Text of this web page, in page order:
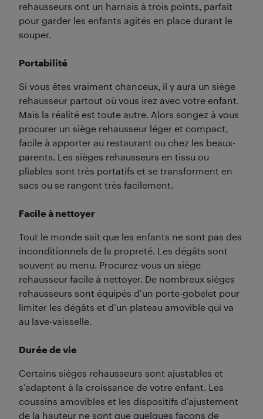
rehausseurs ont un harnais à trois points, parfait
pour garder les enfants agités en place durant le
souper.
Portabilité
Si vous êtes vraiment chanceux, il y aura un siège
rehausseur partout où vous irez avec votre enfant.
Mais la réalité est toute autre. Alors songez à vous
procurer un siège rehausseur léger et compact,
facile à apporter au restaurant ou chez les beaux-
parents. Les sièges rehausseurs en tissu ou
pliables sont très portatifs et se transforment en
sacs ou se rangent très facilement.
Facile à nettoyer
Tout le monde sait que les enfants ne sont pas des
inconditionnels de la propreté. Les dégâts sont
souvent au menu. Procurez-vous un siège
rehausseur facile à nettoyer. De nombreux sièges
rehausseurs sont équipés d’un porte-gobelet pour
limiter les dégâts et d’un plateau amovible qui va
au lave-vaisselle.
Durée de vie
Certains sièges rehausseurs sont ajustables et
s’adaptent à la croissance de votre enfant. Les
coussins amovibles et les dispositifs d’ajustement
de la hauteur ne sont que quelques façons de